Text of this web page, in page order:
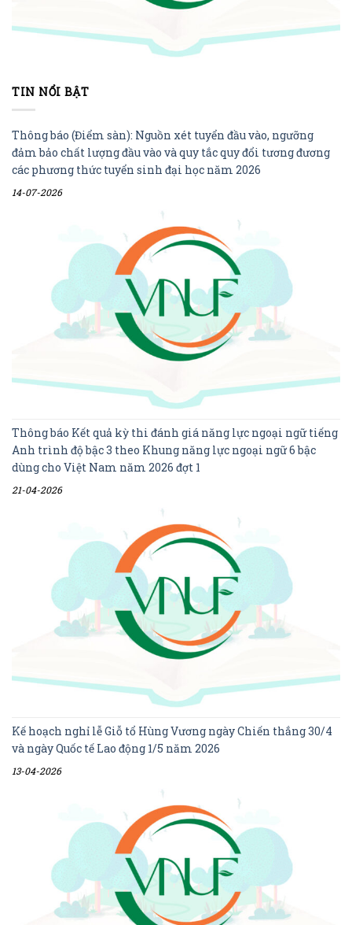
TIN NỔI BẬT
Thông báo (Điểm sàn): Nguồn xét tuyển đầu vào, ngưỡng
đảm bảo chất lượng đầu vào và quy tắc quy đổi tương đương
các phương thức tuyển sinh đại học năm 2026
14-07-2026
Thông báo Kết quả kỳ thi đánh giá năng lực ngoại ngữ tiếng
Anh trình độ bậc 3 theo Khung năng lực ngoại ngữ 6 bậc
dùng cho Việt Nam năm 2026 đợt 1
21-04-2026
Kế hoạch nghỉ lễ Giỗ tổ Hùng Vương ngày Chiến thắng 30/4
và ngày Quốc tế Lao động 1/5 năm 2026
13-04-2026